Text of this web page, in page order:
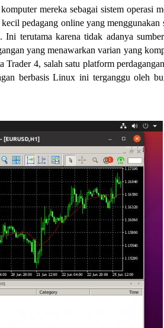
mereka sebagai sistem operasi
pedagang online yang menggunakan
terutama karena tidak adanya
yang menawarkan varian yang
4, salah satu platform
berbasis Linux ini terganggu oleh